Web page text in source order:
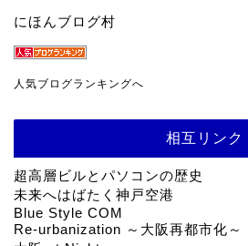
にほんブログ村
人気ブログランキングへ
相互リンク
超高層ビルとパソコンの歴史
未来へはばたく神戸空港
Blue Style COM
Re-urbanization ～大阪再都市化～